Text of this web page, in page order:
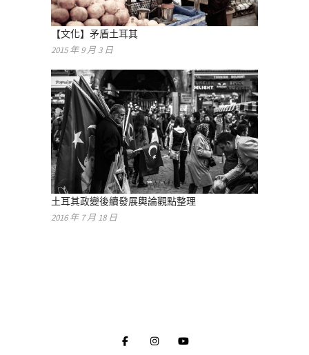
【文化】矛盾土耳其
2015 年 9 月 3 日
土耳其政變後續發展輿論觀點整理
2016 年 7 月 18 日